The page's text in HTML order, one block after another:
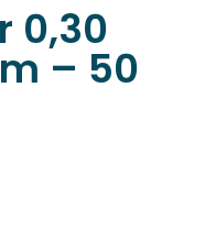
0,30
– 50